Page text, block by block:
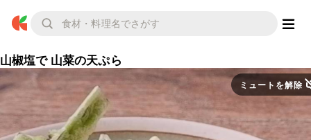
山椒塩で 山菜の天ぷら
ミュートを解除